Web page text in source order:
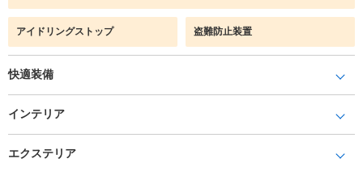
アイドリングストップ 盗難防止装置
快適装備
インテリア
エクステリア